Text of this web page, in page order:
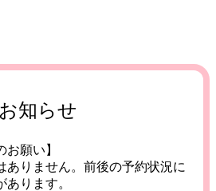
お知らせ
お願い】
りません。前後の予約状況に
ります。